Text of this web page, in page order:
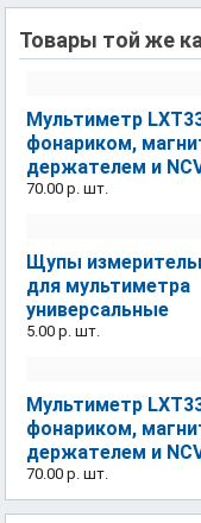
Товары той же
Мультиметр
фонариком,
держателем и
70.00 р. шт.
Щупы
для мультиметра
универсальные
5.00 р. шт.
Мультиметр
фонариком,
держателем и
70.00 р. шт.